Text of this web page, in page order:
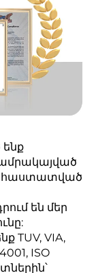
ենք
հաստատված
են մեր
TUV, VIA,
ISO